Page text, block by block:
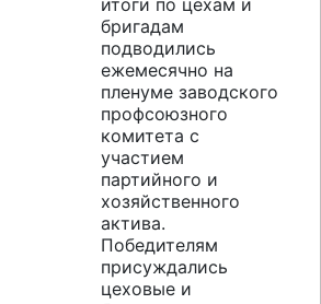
итоги по цехам и
бригадам
подводились
ежемесячно на
пленуме заводского
профсоюзного
комитета с
участием
партийного и
хозяйственного
актива.
Победителям
присуждались
цеховые и